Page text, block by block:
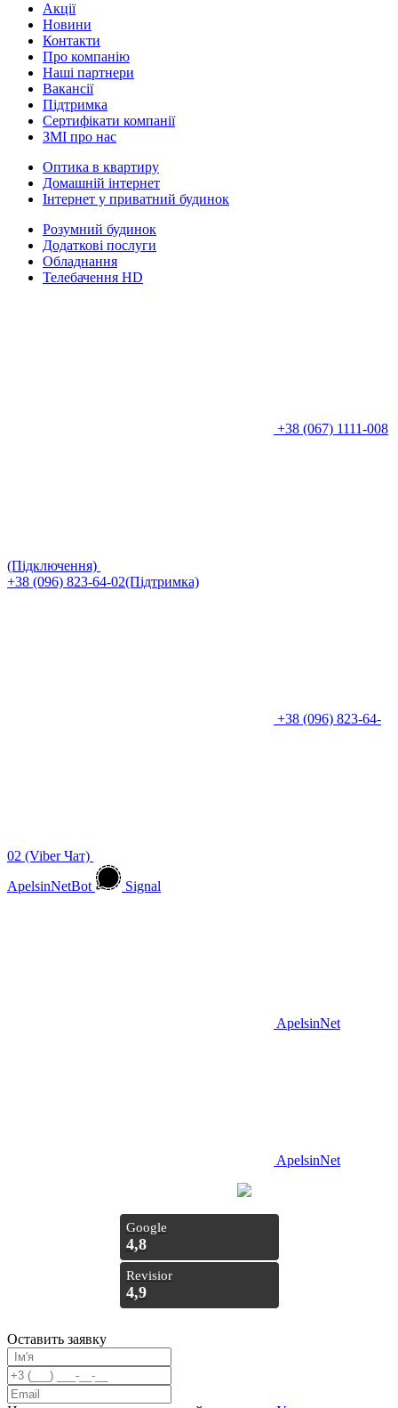
Акції
Новини
Контакти
Про компанію
Наші партнери
Вакансії
Підтримка
Сертифікати компанії
ЗМІ про нас
Оптика в квартиру
Домашній інтернет
Інтернет у приватний будинок
Розумний будинок
Додаткові послуги
Обладнання
Телебачення HD
+38 (067) 1111-008
(Підключення)
+38 (096) 823-64-02(Підтримка)
+38 (096) 823-64-
02 (Viber Чат)
ApelsinNetBot
Signal
ApelsinNet
ApelsinNet
Google
4,8
Revisior
4,9
Оставить заявку